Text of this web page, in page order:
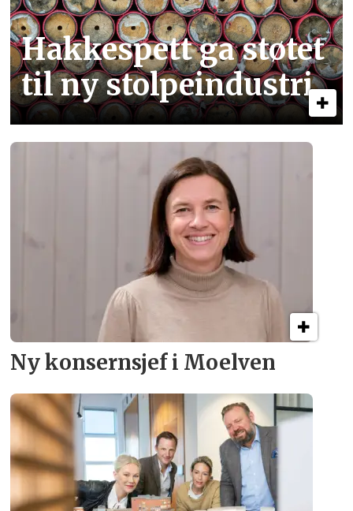
Hakkespett ga støtet
til ny stolpe­industri
Ny konsern­sjef i Moelven